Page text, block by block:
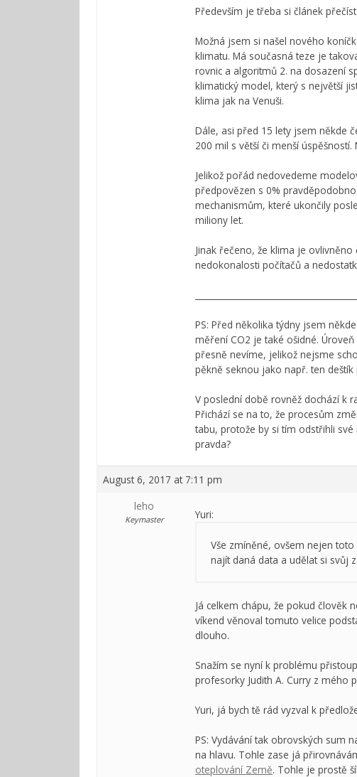
Především je třeba si článek přečíst
Možná jsem si našel nového
klimatu. Má současná teze je
rovnic a algoritmů 2. na dosazení
klimatický model, který s největší
klima jak na Venuši.
Dále, asi před 15 lety jsem někde
200 mil s větší či menší
Jelikož pořád nedovedeme
předpovězen s 0%
mechanismům, které ukončily
miliony let.
Jinak řečeno, že klima je
nedokonalosti počítačů a
PS: Před několika týdny jsem
měření CO2 je také ošidné.
přesně nevíme, jelikož nejsme
pěkně seknou jako např. ten
V poslední době rovněž dochází k
Přichází se na to, že procesům
tabu, protože by si tím odstřihli
pravda?
August 6, 2017 at 7:11 pm
leho
Keymaster Yuri:
Vše zmíněné, ovšem nejen
najít daná data a udělat si svůj
Já celkem chápu, že pokud
víkend věnoval tomuto velice
dlouho.
Snažím se nyní k problému
profesorky Judith A. Curry z mého
Yuri, já bych tě rád vyzval k
PS: Vydávání tak obrovských sum
na hlavu. Tohle zase já
oteplování Země. Tohle je prostě